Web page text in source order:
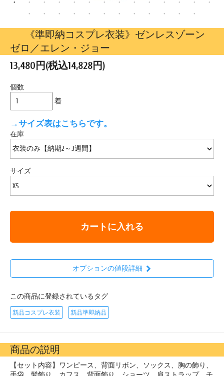
《準即納コスプレ衣装》ゼンレスゾーン
ゼロ／エレン・ジョー
13,480円(税込14,828円)
個数
着
→サイズ表はこちらです。
在庫
サイズ
カートに入れる
オプションの値段詳細
この商品に登録されているタグ
新品コスプレ衣装 新品準即納品
商品の説明
【セット内容】ワンピース、背面リボン、ソックス、胸の飾り、